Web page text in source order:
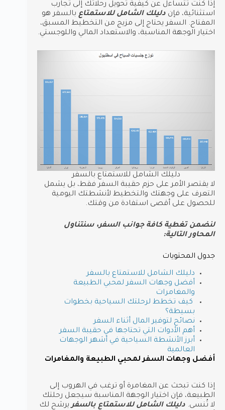
إذا كنت تتساءل عن كيفية تحويل رحلاتك إلى تجارب
استثنائية، فإن دليلك الشامل للاستمتاع بالسفر هو
المفتاح. السفر يحتاج إلى مزيج من التخطيط المسبق،
اختيار الوجهة المناسبة، والاستعداد المالي واللوجستي.
دليلك الشامل للاستمتاع بالسفر
لا يقتصر الأمر على حزم حقيبة السفر فقط، بل يشمل
التعرف على وجهتك والتخطيط لأنشطتك اليومية
للحصول على أقصى استفادة من وقتك.
لنضمن تغطية كافة جوانب السفر، سنتناول
المحاور التالية:
جدول المحتويات
دليلك الشامل للاستمتاع بالسفر
أفضل وجهات السفر لمحبي الطبيعة
والمغامرات
كيف تخطط لرحلتك السياحية بخطوات
بسيطة؟
نصائح لتوفير المال أثناء السفر
أهم الأدوات التي تحتاجها في حقيبة السفر
أبرز الأنشطة السياحية في أشهر الوجهات
العالمية
أفضل وجهات السفر لمحبي الطبيعة والمغامرات
إذا كنت تبحث عن المغامرة أو ترغب في الهروب إلى
الطبيعة، فإن اختيار الوجهة المناسبة سيجعل رحلتك
لا تُنسى. دليلك الشامل للاستمتاع بالسفريرشح لك